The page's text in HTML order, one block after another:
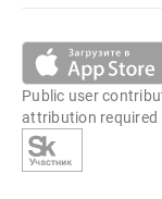
Public user
attribution required